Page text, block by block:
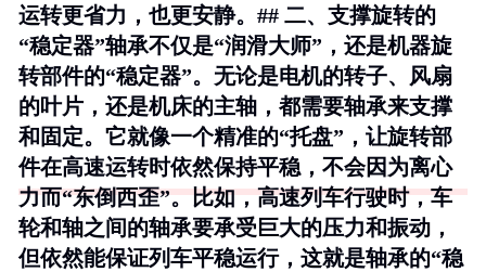
运转更省力，也更安静。## 二、支撑旋转的
“稳定器”轴承不仅是“润滑大师”，还是机器旋
转部件的“稳定器”。无论是电机的转子、风扇
的叶片，还是机床的主轴，都需要轴承来支撑
和固定。它就像一个精准的“托盘”，让旋转部
件在高速运转时依然保持平稳，不会因为离心
力而“东倒西歪”。比如，高速列车行驶时，车
轮和轴之间的轴承要承受巨大的压力和振动，
但依然能保证列车平稳运行，这就是轴承的“稳